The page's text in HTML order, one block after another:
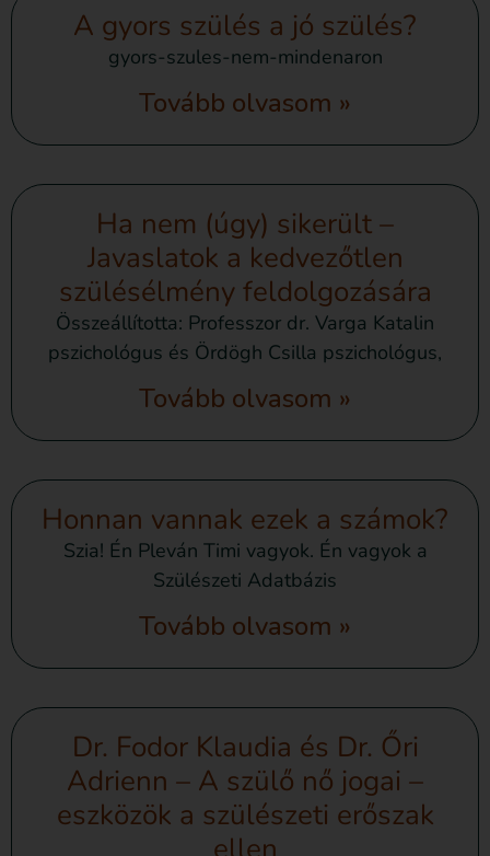
A gyors szülés a jó szülés?
gyors-szules-nem-mindenaron
Tovább olvasom »
Ha nem (úgy) sikerült –
Javaslatok a kedvezőtlen
szülésélmény feldolgozására
Összeállította: Professzor dr. Varga Katalin
pszichológus és Ördögh Csilla pszichológus,
Tovább olvasom »
Honnan vannak ezek a számok?
Szia! Én Pleván Timi vagyok. Én vagyok a
Szülészeti Adatbázis
Tovább olvasom »
Dr. Fodor Klaudia és Dr. Őri
Adrienn – A szülő nő jogai –
eszközök a szülészeti erőszak